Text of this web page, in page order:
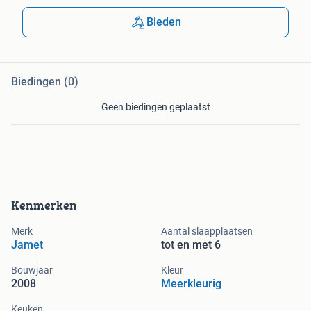
Kenmerken
Merk
Jamet
Aantal slaapplaatsen
tot en met 6
Bouwjaar
2008
Kleur
Meerkleurig
Bieden
Biedingen (0)
Geen biedingen geplaatst